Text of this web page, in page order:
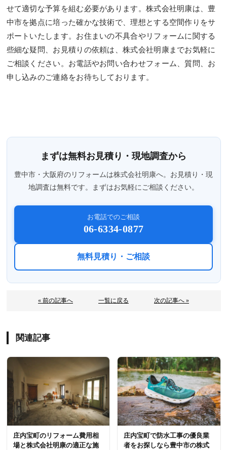
せて適切な予算を組む必要があります。株式会社明康は、豊
中市を拠点に培った確かな技術で、理想とする空間作りをサ
ポートいたします。お住まいの不具合やリフォームに関する
些細な疑問、お見積りの依頼は、株式会社明康までお気軽に
ご相談ください。お電話やお問い合わせフォーム、質問、お
申し込みのご連絡をお待ちしております。
まずは無料お見積り・現地調査から
豊中市・大阪府のリフォームは株式会社明康へ。お見積り・現
地調査は無料です。まずはお気軽にご相談ください。
お電話でのご相談
06-6334-0877
無料見積り・ご相談
« 前の記事へ 一覧に戻る 次の記事へ »
関連記事
庄内宝町のリフォーム費用相
場と株式会社明康の適正な施
庄内宝町で防水工事の優良業
者をお探しなら豊中市の株式